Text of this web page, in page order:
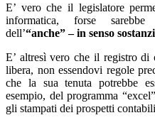
E’ vero che il legislatore
informatica, forse sarebbe
dell’“anche” – in senso
E’ altresì vero che il registro di
libera, non essendovi regole
che la sua tenuta potrebbe
esempio, del programma
gli stampati dei prospetti